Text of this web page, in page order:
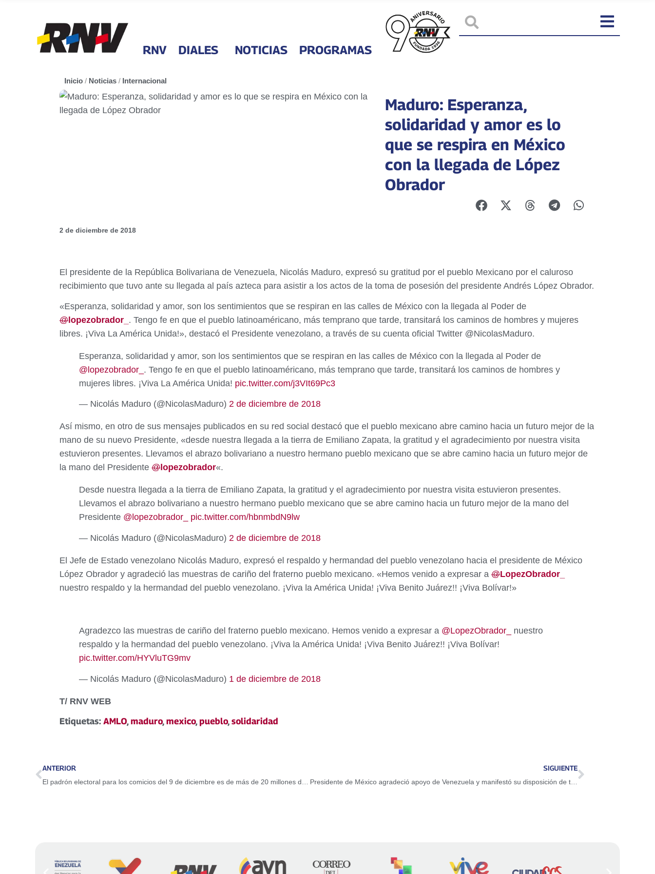
RNV DIALES NOTICIAS PROGRAMAS
Inicio / Noticias / Internacional
Maduro: Esperanza,
solidaridad y amor es lo
que se respira en México
con la llegada de López
Obrador
2 de diciembre de 2018
El presidente de la República Bolivariana de Venezuela, Nicolás Maduro, expresó su gratitud por el pueblo Mexicano por el caluroso
recibimiento que tuvo ante su llegada al país azteca para asistir a los actos de la toma de posesión del presidente Andrés López Obrador.
«Esperanza, solidaridad y amor, son los sentimientos que se respiran en las calles de México con la llegada al Poder de
@ lopezobrador_ . Tengo fe en que el pueblo latinoaméricano, más temprano que tarde, transitará los caminos de hombres y mujeres
libres. ¡Viva La América Unida!», destacó el Presidente venezolano, a través de su cuenta oficial Twitter @NicolasMaduro.
Esperanza, solidaridad y amor, son los sentimientos que se respiran en las calles de México con la llegada al Poder de
@lopezobrador_ . Tengo fe en que el pueblo latinoaméricano, más temprano que tarde, transitará los caminos de hombres y
mujeres libres. ¡Viva La América Unida! pic.twitter.com/j3VIt69Pc3
— Nicolás Maduro (@NicolasMaduro) 2 de diciembre de 2018
Así mismo, en otro de sus mensajes publicados en su red social destacó que el pueblo mexicano abre camino hacia un futuro mejor de la
mano de su nuevo Presidente, «desde nuestra llegada a la tierra de Emiliano Zapata, la gratitud y el agradecimiento por nuestra visita
estuvieron presentes. Llevamos el abrazo bolivariano a nuestro hermano pueblo mexicano que se abre camino hacia un futuro mejor de
la mano del Presidente @ lopezobrador«.
Desde nuestra llegada a la tierra de Emiliano Zapata, la gratitud y el agradecimiento por nuestra visita estuvieron presentes.
Llevamos el abrazo bolivariano a nuestro hermano pueblo mexicano que se abre camino hacia un futuro mejor de la mano del
Presidente @lopezobrador_ pic.twitter.com/hbnmbdN9lw
— Nicolás Maduro (@NicolasMaduro) 2 de diciembre de 2018
El Jefe de Estado venezolano Nicolás Maduro, expresó el respaldo y hermandad del pueblo venezolano hacia el presidente de México
López Obrador y agradeció las muestras de cariño del fraterno pueblo mexicano. «Hemos venido a expresar a @LopezObrador_
nuestro respaldo y la hermandad del pueblo venezolano. ¡Viva la América Unida! ¡Viva Benito Juárez!! ¡Viva Bolívar!»
Agradezco las muestras de cariño del fraterno pueblo mexicano. Hemos venido a expresar a @LopezObrador_
nuestro
respaldo y la hermandad del pueblo venezolano. ¡Viva la América Unida! ¡Viva Benito Juárez!! ¡Viva Bolívar!
pic.twitter.com/HYVluTG9mv
— Nicolás Maduro (@NicolasMaduro) 1 de diciembre de 2018
T/ RNV WEB
Etiquetas: AMLO,maduro,mexico,pueblo,solidaridad
ANTERIOR SIGUIENTE